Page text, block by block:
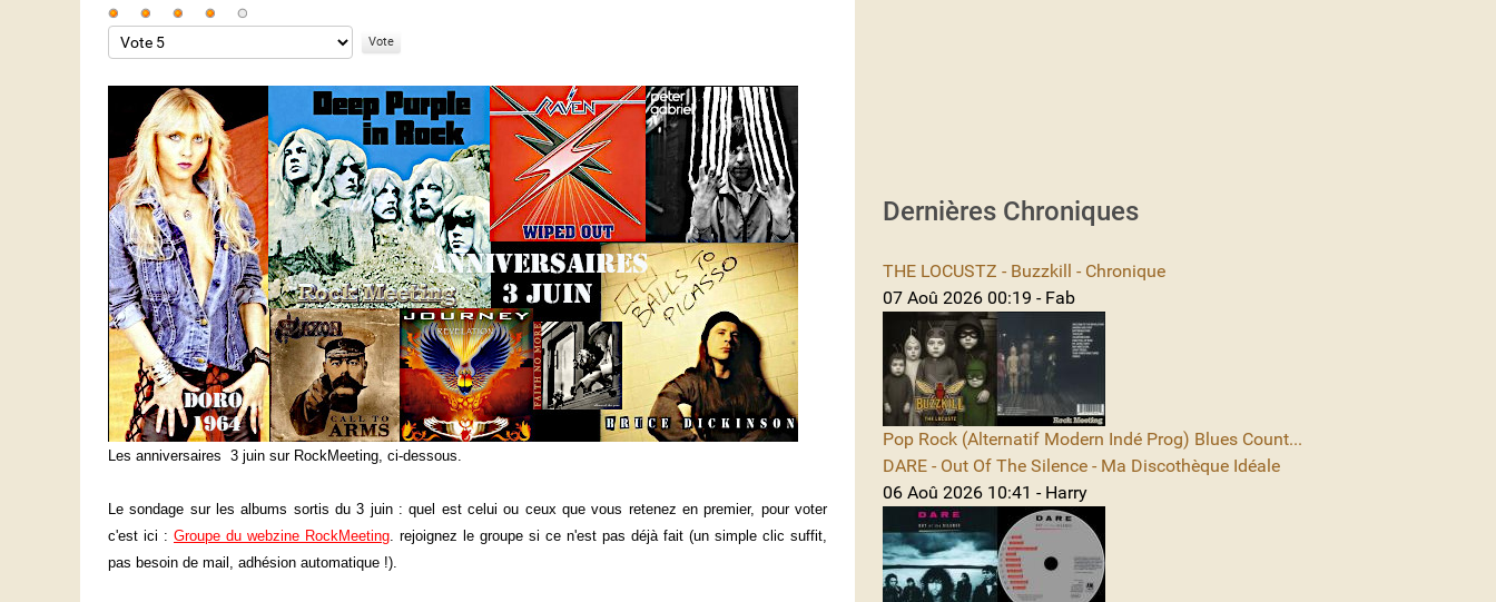
Vote
utilisateur:
Veuillez
voter
Les anniversaires 3 juin sur RockMeeting, ci-dessous.
Le sondage sur les albums sortis du 3 juin : quel est celui ou ceux que vous retenez en premier, pour voter
c'est ici : Groupe du webzine RockMeeting. rejoignez le groupe si ce n'est pas déjà fait (un simple clic suffit,
pas besoin de mail, adhésion automatique !).
Dernières Chroniques
THE LOCUSTZ - Buzzkill - Chronique
07 Aoû 2026 00:19 - Fab
Pop Rock (Alternatif Modern Indé Prog) Blues Count...
DARE - Out Of The Silence - Ma Discothèque Idéale
06 Aoû 2026 10:41 - Harry